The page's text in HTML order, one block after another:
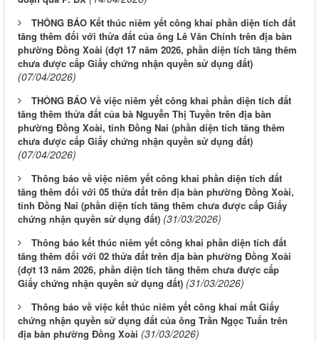
THÔNG BÁO Kết thúc niêm yết công khai phần diện tích đất
tăng thêm đối với thửa đất của ông Lê Văn Chính trên địa bàn
phường Đồng Xoài (đợt 17 năm 2026, phần diện tích tăng thêm
chưa được cấp Giấy chứng nhận quyền sử dụng đất)
(07/04/2026)
THÔNG BÁO Về việc niêm yết công khai phần diện tích đất
tăng thêm thửa đất của bà Nguyễn Thị Tuyền trên địa bàn
phường Đồng Xoài, tỉnh Đồng Nai (phần diện tích tăng thêm
chưa được cấp Giấy chứng nhận quyền sử dụng đất)
(07/04/2026)
Thông báo về việc niêm yết công khai phần diện tích đất
tăng thêm đối với 05 thửa đất trên địa bàn phường Đồng Xoài,
tỉnh Đồng Nai (phần diện tích tăng thêm chưa được cấp Giấy
chứng nhận quyền sử dụng đất) (31/03/2026)
Thông báo kết thúc niêm yết công khai phần diện tích đất
tăng thêm đối với 02 thửa đất trên địa bàn phường Đồng Xoài
(đợt 13 năm 2026, phần diện tích tăng thêm chưa được cấp
Giấy chứng nhận quyền sử dụng đất) (31/03/2026)
Thông báo về việc kết thúc niêm yết công khai mất Giấy
chứng nhận quyền sử dụng đất của ông Trần Ngọc Tuấn trên
địa bàn phường Đồng Xoài (31/03/2026)